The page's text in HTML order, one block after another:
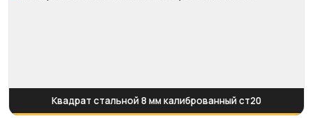
Квадрат стальной 8 мм калиброванный ст20